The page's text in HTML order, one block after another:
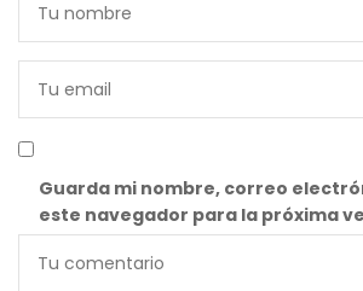
Guarda mi nombre, correo
este navegador para la próxima